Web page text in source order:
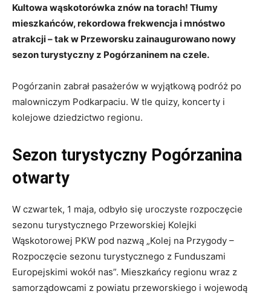
Kultowa wąskotorówka znów na torach! Tłumy
mieszkańców, rekordowa frekwencja i mnóstwo
atrakcji – tak w Przeworsku zainaugurowano nowy
sezon turystyczny z Pogórzaninem na czele.
Pogórzanin zabrał pasażerów w wyjątkową podróż po
malowniczym Podkarpaciu. W tle quizy, koncerty i
kolejowe dziedzictwo regionu.
Sezon turystyczny Pogórzanina
otwarty
W czwartek, 1 maja, odbyło się uroczyste rozpoczęcie
sezonu turystycznego Przeworskiej Kolejki
Wąskotorowej PKW pod nazwą „Kolej na Przygody –
Rozpoczęcie sezonu turystycznego z Funduszami
Europejskimi wokół nas”. Mieszkańcy regionu wraz z
samorządowcami z powiatu przeworskiego i wojewodą